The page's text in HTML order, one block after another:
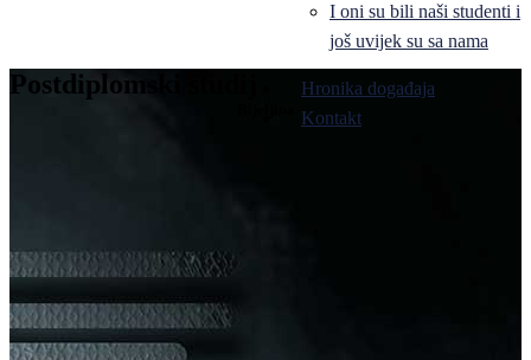
I oni su bili naši studenti i
još uvijek su sa nama
Hronika događaja
Kontakt
Postdiplomski studij